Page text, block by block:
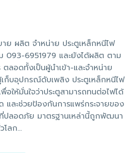
าย ผลิต จำหน่าย ประตูเหล็กหนีไฟ
093-6951979 และยังได้ผลิต ตาม
ลอดทั้งเป็นผู้นำเข้า-และจำหน่าย
บอุปกรณ์ดับเพลิง ประตูเหล็กหนีไฟ
อให้มั่นใจว่าประตูสามารถทนต่อไฟได้
ด และช่วยป้องกันการแพร่กระจายของ
ปลอดภัย มาตรฐานเหล่านี้ถูกพัฒนา
โลก…